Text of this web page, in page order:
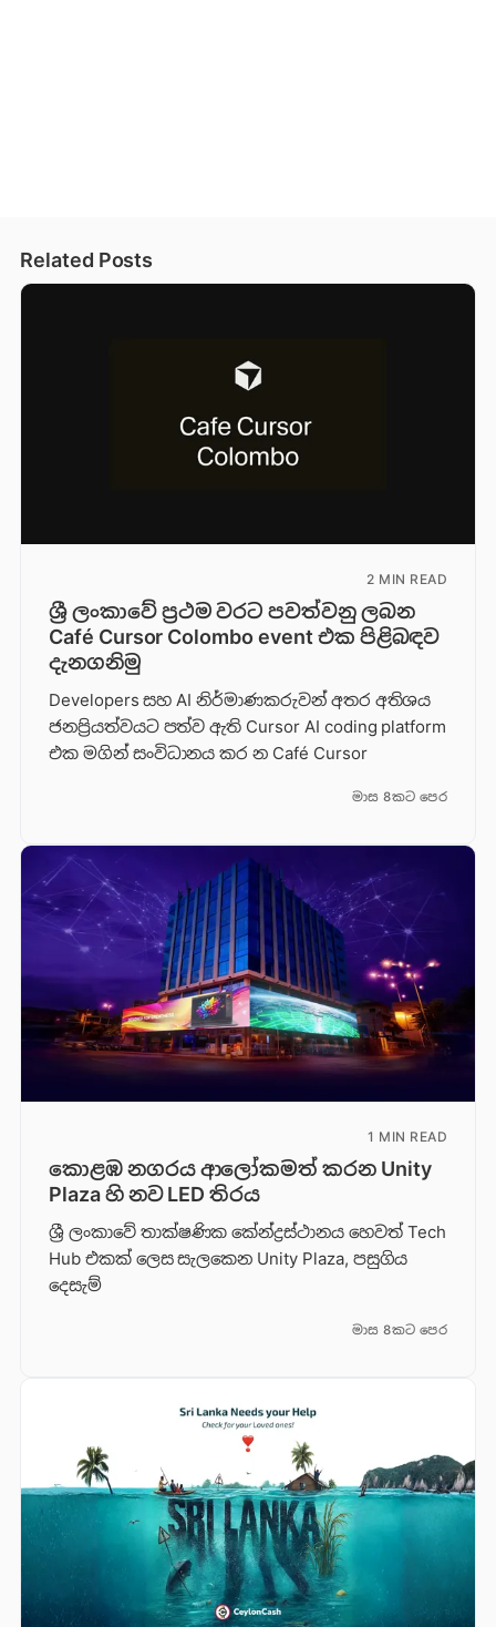
Related Posts
2 MIN READ
ශ්‍රී ලංකාවේ ප්‍රථම වරට පවත්වනු ලබන
Café Cursor Colombo event එක පිළිබඳව
දැනගනිමු
Developers සහ AI නිර්මාණකරුවන් අතර අතිශය
ජනප්‍රියත්වයට පත්ව ඇති Cursor AI coding platform
එක මගින් සංවිධානය කර න Café Cursor
මාස 8කට පෙර
1 MIN READ
කොළඹ නගරය ආලෝකමත් කරන Unity
Plaza හි නව LED තිරය
ශ්‍රී ලංකාවේ තාක්ෂණික කේන්ද්‍රස්ථානය හෙවත් Tech
Hub එකක් ලෙස සැලකෙන Unity Plaza, පසුගිය
දෙසැම්
මාස 8කට පෙර